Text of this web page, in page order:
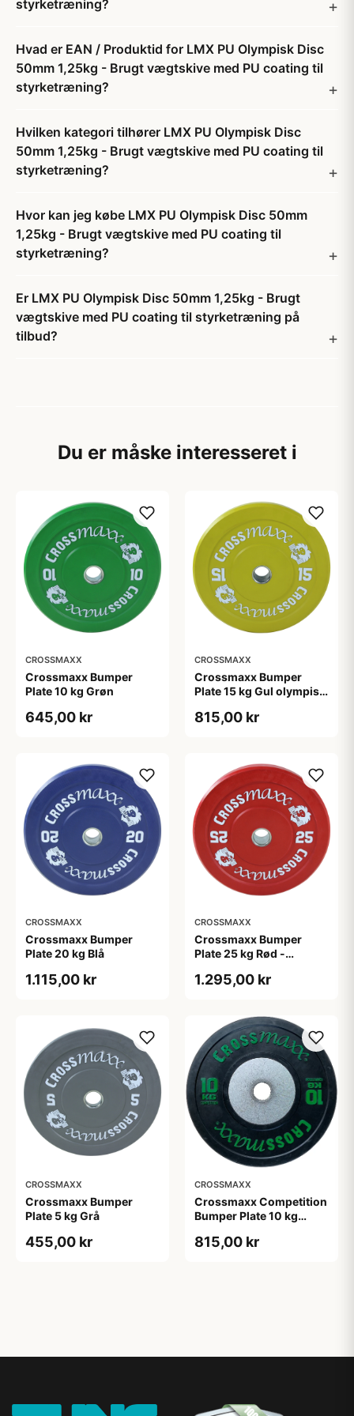
styrketræning?
Hvad er EAN / Produktid for LMX PU Olympisk Disc
50mm 1,25kg - Brugt vægtskive med PU coating til
styrketræning?
Hvilken kategori tilhører LMX PU Olympisk Disc
50mm 1,25kg - Brugt vægtskive med PU coating til
styrketræning?
Hvor kan jeg købe LMX PU Olympisk Disc 50mm
1,25kg - Brugt vægtskive med PU coating til
styrketræning?
Er LMX PU Olympisk Disc 50mm 1,25kg - Brugt
vægtskive med PU coating til styrketræning på
tilbud?
Du er måske interesseret i
CROSSMAXX
Crossmaxx Bumper
Plate 10 kg Grøn
645,00 kr
CROSSMAXX
Crossmaxx Bumper
Plate 15 kg Gul olympisk
815,00 kr
CROSSMAXX
Crossmaxx Bumper
Plate 20 kg Blå
1.115,00 kr
CROSSMAXX
Crossmaxx Bumper
Plate 25 kg Rød -
cm, 50 mm hul
1.295,00 kr
CROSSMAXX
Crossmaxx Bumper
Plate 5 kg Grå
455,00 kr
CROSSMAXX
Crossmaxx Competition
Bumper Plate 10 kg
815,00 kr